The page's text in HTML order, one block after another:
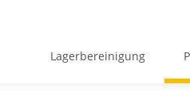
Lagerbereinigung